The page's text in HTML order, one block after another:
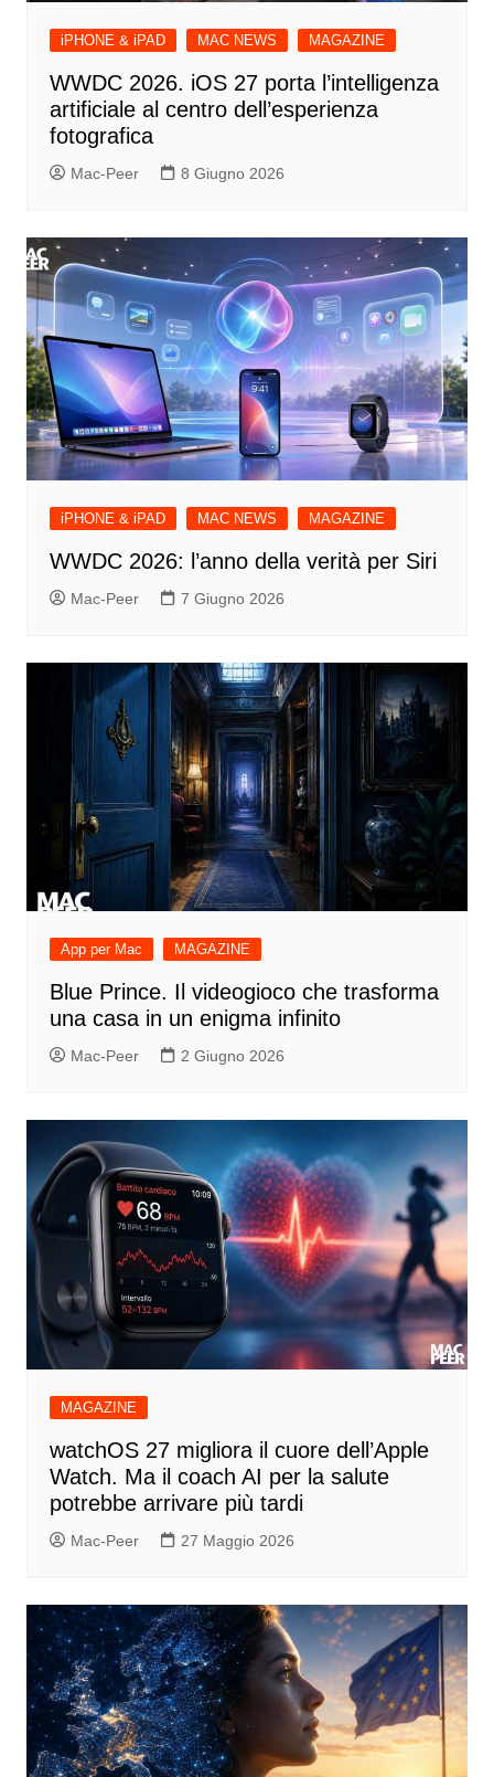
iPHONE & iPAD MAC NEWS MAGAZINE
WWDC 2026. iOS 27 porta l’intelligenza
artificiale al centro dell’esperienza
fotografica
Mac-Peer 8 Giugno 2026
iPHONE & iPAD MAC NEWS MAGAZINE
WWDC 2026: l’anno della verità per Siri
Mac-Peer 7 Giugno 2026
App per Mac MAGAZINE
Blue Prince. Il videogioco che trasforma
una casa in un enigma infinito
Mac-Peer 2 Giugno 2026
MAGAZINE
watchOS 27 migliora il cuore dell’Apple
Watch. Ma il coach AI per la salute
potrebbe arrivare più tardi
Mac-Peer 27 Maggio 2026